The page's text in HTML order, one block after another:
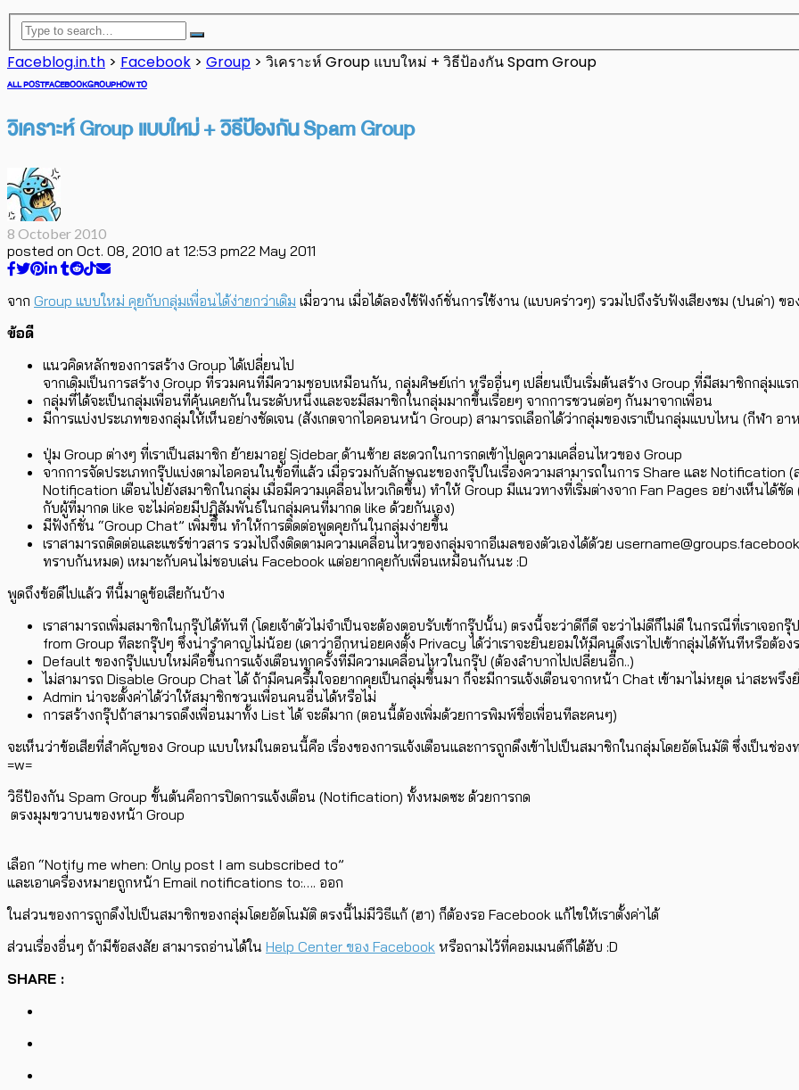
Faceblog.in.th > Facebook > Group > วิเคราะห์ Group แบบใหม่ + วิธีป้องกัน Spam Group
ALL POSTFACEBOOKGROUPHOW TO
วิเคราะห์ Group แบบใหม่ + วิธีป้องกัน Spam Group
8 October 2010
posted on Oct. 08, 2010 at 12:53 pm22 May 2011
จาก Group แบบใหม่ คุยกับกลุ่มเพื่อนได้ง่ายกว่าเดิม เมื่อวาน เมื่อได้ลองใช้ฟังก์ชั่นการใช้งาน (แบบคร่าวๆ) รวมไปถึงรับฟังเสียงชม (ปนด่า) ข
ข้อดี
แนวคิดหลักของการสร้าง Group ได้เปลี่ยนไป
จากเดิมเป็นการสร้าง Group ที่รวมคนที่มีความชอบเหมือนกัน, กลุ่มศิษย์เก่า หรืออื่นๆ เปลี่ยนเป็นเริ่มต้นสร้าง Group ที่มีสมาชิกกลุ่มแร
กลุ่มที่ได้จะเป็นกลุ่มเพื่อนที่คุ้นเคยกันในระดับหนึ่งและจะมีสมาชิกในกลุ่มมากขึ้นเรื่อยๆ จากการชวนต่อๆ กันมาจากเพื่อน
มีการแบ่งประเภทของกลุ่มให้เห็นอย่างชัดเจน (สังเกตจากไอคอนหน้า Group) สามารถเลือกได้ว่ากลุ่มของเราเป็นกลุ่มแบบไหน (กีฬา อ
ปุ่ม Group ต่างๆ ที่เราเป็นสมาชิก ย้ายมาอยู่ Sidebar ด้านซ้าย สะดวกในการกดเข้าไปดูความเคลื่อนไหวของ Group
จากการจัดประเภทกรุ๊ปแบ่งตามไอคอนในข้อที่แล้ว เมื่อรวมกับลักษณะของกรุ๊ปในเรื่องความสามารถในการ Share และ Notification
Notification เตือนไปยังสมาชิกในกลุ่ม เมื่อมีความเคลื่อนไหวเกิดขึ้น) ทำให้ Group มีแนวทางที่เริ่มต่างจาก Fan Pages อย่างเห็นได้ชั
กับผู้ที่มากด like จะไม่ค่อยมีปฏิสัมพันธ์ในกลุ่มคนที่มากด like ด้วยกันเอง)
มีฟังก์ชั่น “Group Chat” เพิ่มขึ้น ทำให้การติดต่อพูดคุยกันในกลุ่มง่ายขึ้น
เราสามารถติดต่อและแชร์ข่าวสาร รวมไปถึงติดตามความเคลื่อนไหวของกลุ่มจากอีเมลของตัวเองได้ด้วย
ทราบกันหมด) เหมาะกับคนไม่ชอบเล่น Facebook แต่อยากคุยกับเพื่อนเหมือนกันนะ :D
พูดถึงข้อดีไปแล้ว ทีนี้มาดูข้อเสียกันบ้าง
เราสามารถเพิ่มสมาชิกในกรุ๊ปได้ทันที (โดยเจ้าตัวไม่จำเป็นจะต้องตอบรับเข้ากรุ๊ปนั้น) ตรงนี้จะว่าดีก็ดี จะว่าไม่ดีก็ไม่ดี ในกรณีที่เราเจอ
from Group ทีละกรุ๊ปๆ ซึ่งน่ารำคาญไม่น้อย (เดาว่าอีกหน่อยคงตั้ง Privacy ได้ว่าเราจะยินยอมให้มีคนดึงเราไปเข้ากลุ่มได้ทันทีหรือต้อ
Default ของกรุ๊ปแบบใหม่คือขึ้นการแจ้งเตือนทุกครั้งที่มีความเคลื่อนไหวในกรุ๊ป (ต้องลำบากไปเปลี่ยนอี๊ก..)
ไม่สามารถ Disable Group Chat ได้ ถ้ามีคนครึ้มใจอยากคุยเป็นกลุ่มขึ้นมา ก็จะมีการแจ้งเตือนจากหน้า Chat เข้ามาไม่หยุด น่าสะพรึง
Admin น่าจะตั้งค่าได้ว่าให้สมาชิกชวนเพื่อนคนอื่นได้หรือไม่
การสร้างกรุ๊ปถ้าสามารถดึงเพื่อนมาทั้ง List ได้ จะดีมาก (ตอนนี้ต้องเพิ่มด้วยการพิมพ์ชื่อเพื่อนทีละคนๆ)
จะเห็นว่าข้อเสียที่สำคัญของ Group แบบใหม่ในตอนนี้คือ เรื่องของการแจ้งเตือนและการถูกดึงเข้าไปเป็นสมาชิกในกลุ่มโดยอัตโนมัติ ซึ่งเป็นช่อ
=w=
วิธีป้องกัน Spam Group ขั้นต้นคือการปิดการแจ้งเตือน (Notification) ทั้งหมดซะ ด้วยการกด
ตรงมุมขวาบนของหน้า Group
เลือก “Notify me when: Only post I am subscribed to”
และเอาเครื่องหมายถูกหน้า Email notifications to:…. ออก
ในส่วนของการถูกดึงไปเป็นสมาชิกของกลุ่มโดยอัตโนมัติ ตรงนี้ไม่มีวิธีแก้ (ฮา) ก็ต้องรอ Facebook แก้ไขให้เราตั้งค่าได้
ส่วนเรื่องอื่นๆ ถ้ามีข้อสงสัย สามารถอ่านได้ใน Help Center ของ Facebook หรือถามไว้ที่คอมเมนต์ก็ได้ฮับ :D
SHARE :